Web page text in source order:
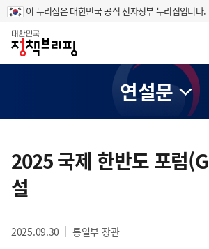
이 누리집은 대한민국 공식 전자정부 누리집입니다.
홈
연설문
텐
츠
영
2025 국제 한반도 포럼
설
2025.09.30 통일부 장관